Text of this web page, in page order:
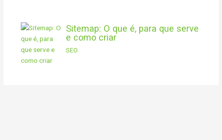
Sitemap: O que é, para que serve
e como criar
SEO